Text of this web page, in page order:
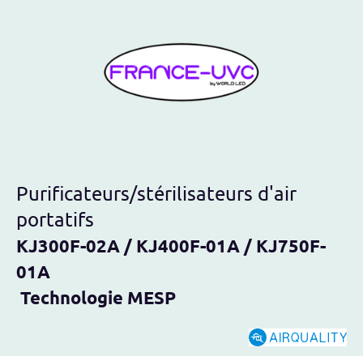
Purificateurs/stérilisateurs d'air
portatifs
KJ300F-02A / KJ400F-01A / KJ750F-
01A
Technologie MESP